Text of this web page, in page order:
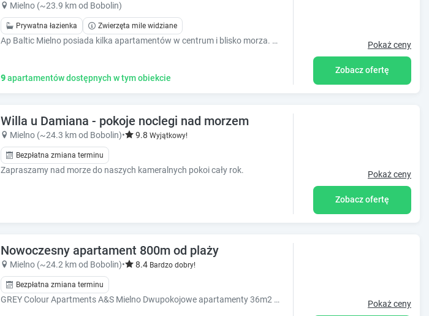
Mielno (~23.9 km od Bobolin)
Prywatna łazienka Zwierzęta mile widziane
Ap Baltic Mielno posiada kilka apartamentów w centrum i blisko morza. Mieszkania wyposazone dla osób od 2-6.
9apartamentów dostępnych w tym obiekcie
Pokaż ceny
Zobacz ofertę
Willa u Damiana - pokoje noclegi nad morzem
Mielno (~24.3 km od Bobolin)• 9.8 Wyjątkowy!
Bezpłatna zmiana terminu
Zapraszamy nad morze do naszych kameralnych pokoi cały rok. Pokaż ceny
Zobacz ofertę
Nowoczesny apartament 800m od plaży
Mielno (~24.2 km od Bobolin)• 8.4 Bardzo dobry!
Bezpłatna zmiana terminu
GREY Colour Apartments A&S Mielno Dwupokojowe apartamenty 36m2 w ścisłym centrum Mielna- Kwiatowa 18, 800m od plaży. Pokaż ceny